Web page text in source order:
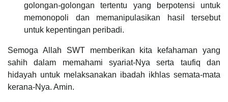
golongan-golongan tertentu yang berpotensi untuk
memonopoli dan memanipulasikan hasil tersebut
untuk kepentingan peribadi.
Semoga Allah SWT memberikan kita kefahaman yang
sahih dalam memahami syariat-Nya serta taufiq dan
hidayah untuk melaksanakan ibadah ikhlas semata-mata
kerana-Nya. Amin.